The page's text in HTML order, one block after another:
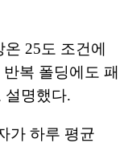
25도 조건에
복 폴딩에도 패
설명했다.
가 하루 평균